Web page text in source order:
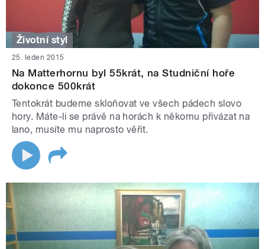
Životní styl
25. leden 2015
Na Matterhornu byl 55krát, na Studniční hoře
dokonce 500krát
Tentokrát budeme skloňovat ve všech pádech slovo
hory. Máte-li se právě na horách k někomu přivázat na
lano, musíte mu naprosto věřit.